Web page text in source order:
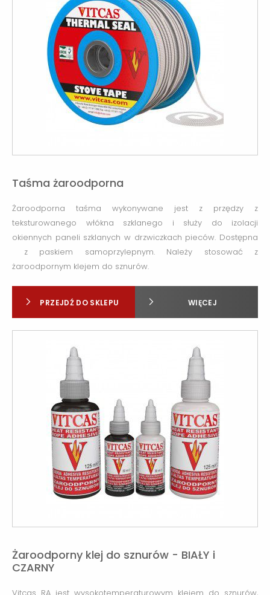
Taśma żaroodporna
Żaroodporna taśma wykonywane jest z przędzy z
teksturowanego włókna szklanego i służy do izolacji
okiennych paneli szklanych w drzwiczkach pieców. Dostępna
z paskiem samoprzylepnym. Należy stosować z
żaroodpornym klejem do sznurów.
PRZEJDŹ DO SKLEPU WIĘCEJ
Żaroodporny klej do sznurów - BIAŁY i
CZARNY